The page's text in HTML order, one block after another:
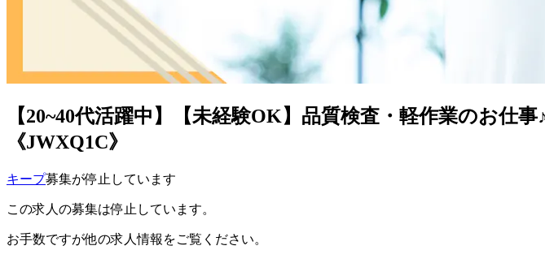
【20~40代活躍中】【未経験OK】品質検査・軽作業のお仕
《JWXQ1C》
キープ募集が停止しています
この求人の募集は停止しています。
お手数ですが他の求人情報をご覧ください。